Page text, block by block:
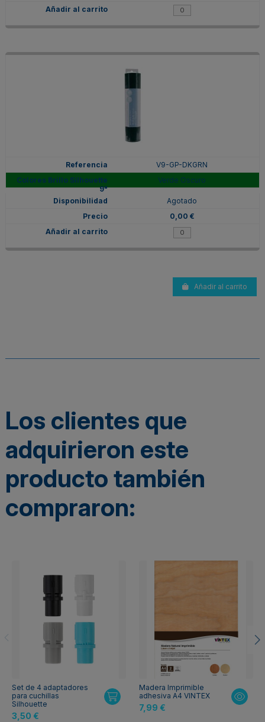
V9-GP-DKGRN
Verde Oscuro
Agotado
0,00 €
Añadir al carrito
Los clientes que
adquirieron este
producto también
compraron:
Set de 4 adaptadores
para cuchillas
Silhouette
3,50 €
Madera Imprimible
adhesiva A4 VINTEX
7,99 €